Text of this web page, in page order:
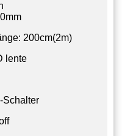
200cm(2m)
lente
Schalter